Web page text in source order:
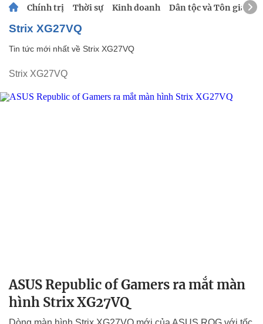
Chính trị Thời sự Kinh doanh Dân tộc và Tôn giáo
Strix XG27VQ
Tin tức mới nhất về Strix XG27VQ
Strix XG27VQ
ASUS Republic of Gamers ra mắt màn
hình Strix XG27VQ